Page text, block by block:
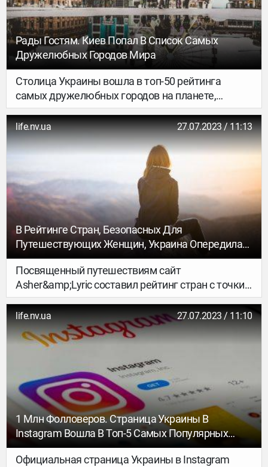
обязательно уточняй информацию, если
соберешься лететь.
Рады Гостям. Киев Попал В Список Самых
Дружелюбных Городов Мира
Столица Украины вошла в топ-50 рейтинга
самых дружелюбных городов на планете,
составленного туристическим порталом Big 7
Travel.
life.nv.ua 27.07.2023 / 11:13
В Рейтинге Стран, Безопасных Для
Путешествующих Женщин, Украина Опередила
США
Посвященный путешествиям сайт
Asher&amp;Lyric составил рейтинг стран с точки
зрения безопасности путешествий по ним для
женщин. Украина заняла 20 место среди самых
опасных стран, при этом США — на 19 месте,
то есть в Соединенных штатах путешествовать
life.nv.ua 27.07.2023 / 11:10
1 Млн Фолловеров. Страница Украины В
Instagram Вошла В Топ-5 Самых Популярных
Официальных Аккаунтов Стран В Мире
Официальная страница Украины в Instagram